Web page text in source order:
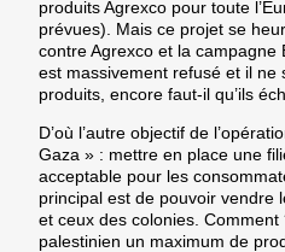
produits Agrexco pour toute
prévues). Mais ce projet se
contre Agrexco et la
est massivement refusé et il
produits, encore faut-il qu’ils
D’où l’autre objectif de
Gaza » : mettre en place une
acceptable pour les
principal est de pouvoir vendre
et ceux des colonies.
palestinien un maximum de